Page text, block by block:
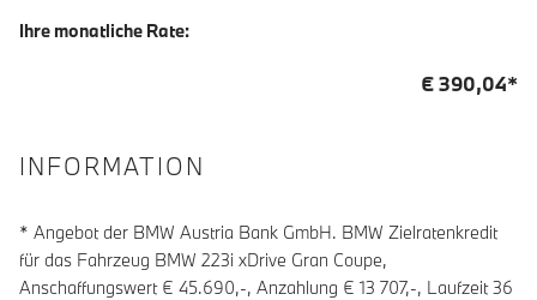
Ihre monatliche Rate:
€390,04*
INFORMATION
* Angebot der BMW Austria Bank GmbH. BMW Zielratenkredit
für das Fahrzeug BMW 223i xDrive Gran Coupe,
Anschaffungswert € 45.690,-, Anzahlung € 13 707,-, Laufzeit36